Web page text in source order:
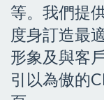
等。我們提
度身訂造最
形象及與客
引以為傲的